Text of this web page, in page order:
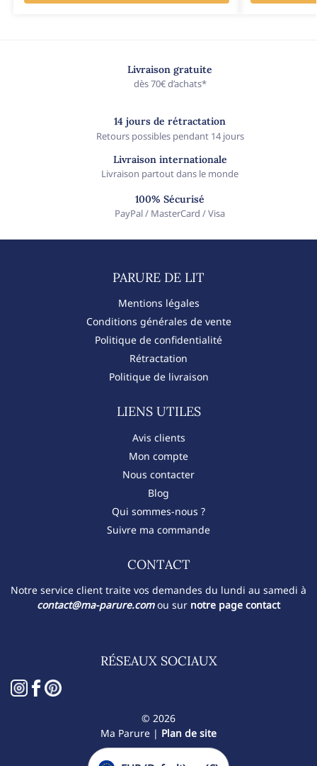
Livraison gratuite
dès 70€ d’achats*
14 jours de rétractation
Retours possibles pendant 14 jours
Livraison internationale
Livraison partout dans le monde
100% Sécurisé
PayPal / MasterCard / Visa
PARURE DE LIT​
Mentions légales
Conditions générales de vente
Politique de confidentialité
Rétractation
Politique de livraison
LIENS UTILES
Avis clients
Mon compte
Nous contacter
Blog
Qui sommes-nous ?
Suivre ma commande
CONTACT​
Notre service client traite vos demandes du lundi au samedi à
contact@ma-parure.comou sur notre page contact
RÉSEAUX SOCIAUX
© 2026
Ma Parure | Plan de site